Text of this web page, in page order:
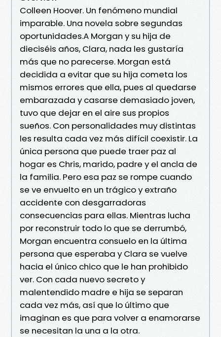
Colleen Hoover. Un fenómeno mundial
imparable. Una novela sobre segundas
oportunidades.A Morgan y su hija de
dieciséis años, Clara, nada les gustaría
más que no parecerse. Morgan está
decidida a evitar que su hija cometa los
mismos errores que ella, pues al quedarse
embarazada y casarse demasiado joven,
tuvo que dejar en el aire sus propios
sueños. Con personalidades muy distintas
les resulta cada vez más difícil coexistir. La
única persona que puede traer paz al
hogar es Chris, marido, padre y el ancla de
la familia. Pero esa paz se rompe cuando
se ve envuelto en un trágico y extraño
accidente con desgarradoras
consecuencias para ellas. Mientras lucha
por reconstruir todo lo que se derrumbó,
Morgan encuentra consuelo en la última
persona que esperaba y Clara se vuelve
hacia el único chico que le han prohibido
ver. Con cada nuevo secreto y
malentendido madre e hija se separan
cada vez más, así que lo último que
imaginan es que para volver a enamorarse
se necesitan la una a la otra.